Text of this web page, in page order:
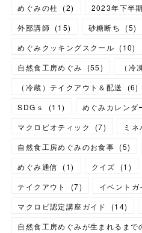
めぐみの杜 (2) 2023年下半
外部講師 (15) 砂糖断ち (5)
めぐみクッキングスクール (10)
自然食工房めぐみ
(55) （冷
（冷蔵）テイクアウト＆配送
(6)
SDGｓ
(11) めぐみカレンダ
マクロビオティック
(7) ミネ
自然食工房めぐみのお食事 (5)
めぐみ通信
(1) クイズ (1 )
テイクアウト
(7) イベントガ
マクロビ認定講座ガイド
(14)
自然食工房めぐみが生まれるまで